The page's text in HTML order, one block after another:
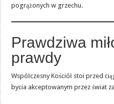
pogrążonych w grzechu.
Prawdziwa
prawdy
Współczesny Kościół stoi przed
bycia akceptowanym przez świat